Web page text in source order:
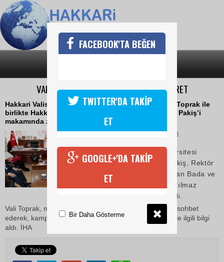
VALİ TOPRAK’TAN REKTÖR PAKİŞ’E ZİYARET
Hakkari Valisi Cüneyit Orhan Toprak, eşi Dr.Funda Toprak ile
birlikte Hakkâri Üniversitesi Rektörü Prof. Dr. Ömer Pakiş’i
makamında ziyaret etti.
09 Kasım 2017 Perşembe 12:58
Vali Toprak, Hakkâri Üniversitesi
Rektörü Prof. Dr. Ömer Pakiş, Rektör
Yardımcısı Prof. Dr. Erdoğan Bada ve
Yapı İşleri Daire Başkanı Yılmaz
Demir tarafından karşılandı.
Vali Toprak, makamında ziyaret ettiği Pakiş ile bir süre sohbet
ederek, kampüs yerleşkesi ve mevcut hizmet binaları ile ilgili bilgi
aldı. İHA
FACEBOOK'TA BEĞEN
TWITTER'DA TAKİP
ET
GOOGLE+'DA TAKİP
ET
Bir Daha Gösterme